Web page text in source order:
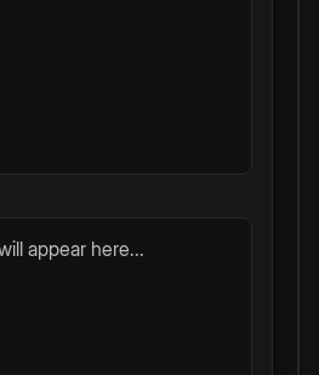
appear here...